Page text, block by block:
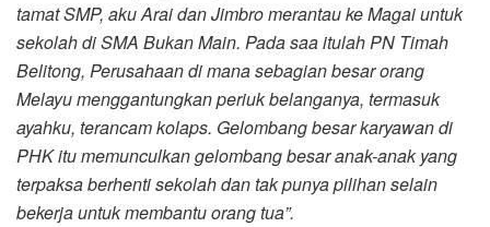
tamat SMP, aku Arai dan Jimbro merantau ke Magai untuk
sekolah di SMA Bukan Main. Pada saa itulah PN Timah
Belitong, Perusahaan di mana sebagian besar orang
Melayu menggantungkan periuk belanganya, termasuk
ayahku, terancam kolaps. Gelombang besar karyawan di
PHK itu memunculkan gelombang besar anak-anak yang
terpaksa berhenti sekolah dan tak punya pilihan selain
bekerja untuk membantu orang tua”.